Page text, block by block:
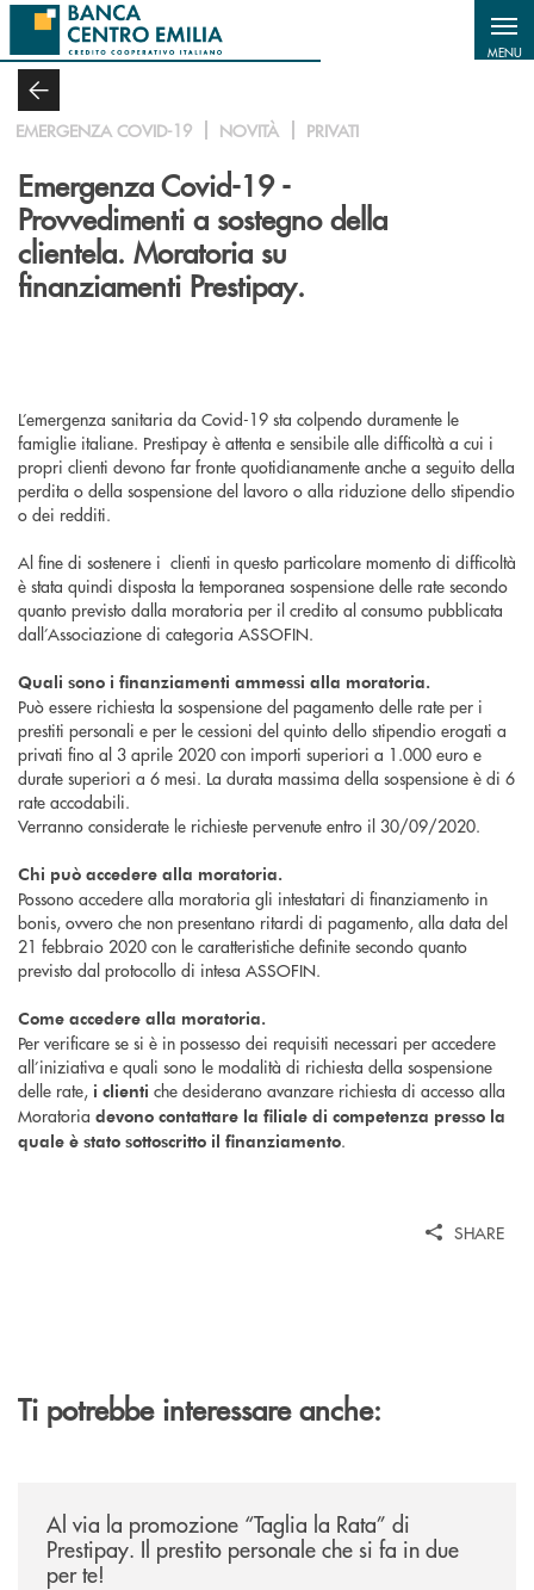
Salta al contenuto principale
MENU
EMERGENZA COVID-19 NOVITÀ PRIVATI
Emergenza Covid-19 -
Provvedimenti a sostegno della
clientela. Moratoria su
finanziamenti Prestipay.
L’emergenza sanitaria da Covid-19 sta colpendo duramente le
famiglie italiane. Prestipay è attenta e sensibile alle difficoltà a cui i
propri clienti devono far fronte quotidianamente anche a seguito della
perdita o della sospensione del lavoro o alla riduzione dello stipendio
o dei redditi.
Al fine di sostenere i clienti in questo particolare momento di difficoltà
è stata quindi disposta la temporanea sospensione delle rate secondo
quanto previsto dalla moratoria per il credito al consumo pubblicata
dall’Associazione di categoria ASSOFIN.
Quali sono i finanziamenti ammessi alla moratoria.
Può essere richiesta la sospensione del pagamento delle rate per i
prestiti personali e per le cessioni del quinto dello stipendio erogati a
privati fino al 3 aprile 2020 con importi superiori a 1.000 euro e
durate superiori a 6 mesi. La durata massima della sospensione è di 6
rate accodabili.
Verranno considerate le richieste pervenute entro il 30/09/2020.
Chi può accedere alla moratoria.
Possono accedere alla moratoria gli intestatari di finanziamento in
bonis, ovvero che non presentano ritardi di pagamento, alla data del
21 febbraio 2020 con le caratteristiche definite secondo quanto
previsto dal protocollo di intesa ASSOFIN.
Come accedere alla moratoria.
Per verificare se si è in possesso dei requisiti necessari per accedere
all’iniziativa e quali sono le modalità di richiesta della sospensione
delle rate, i clienti che desiderano avanzare richiesta di accesso alla
Moratoria devono contattare la filiale di competenza presso la
quale è stato sottoscritto il finanziamento.
SHARE
Ti potrebbe interessare anche:
Al via la promozione “Taglia la Rata” di
Prestipay. Il prestito personale che si fa in due
per te!